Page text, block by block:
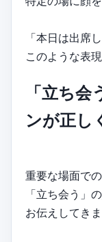
「本日は出席
このような表
「立ち
ンが正し
重要な場面で
「立ち会う」
お伝えしてきま